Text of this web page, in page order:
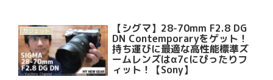
ガジェット 【シグマ】28-70mm F2.8 DG
DN Contemporaryをゲット！
持ち運びに最適な高性能標準ズ
ームレンズはα7cにぴったりフ
ィット！【Sony】